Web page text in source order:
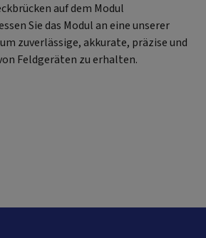
auf dem Modul
Sie das Modul an eine unserer
zuverlässige, akkurate, präzise und
Feldgeräten zu erhalten.